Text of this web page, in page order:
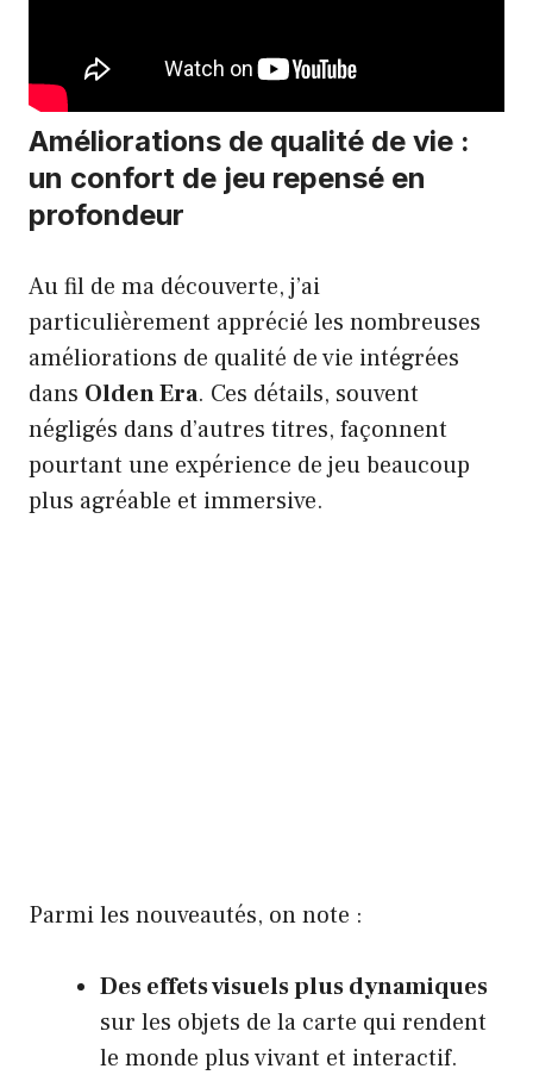
Améliorations de qualité de vie :
un confort de jeu repensé en
profondeur
Au fil de ma découverte, j’ai
particulièrement apprécié les nombreuses
améliorations de qualité de vie intégrées
dans Olden Era. Ces détails, souvent
négligés dans d’autres titres, façonnent
pourtant une expérience de jeu beaucoup
plus agréable et immersive.
Parmi les nouveautés, on note :
Des effets visuels plus dynamiques
sur les objets de la carte qui rendent
le monde plus vivant et interactif.